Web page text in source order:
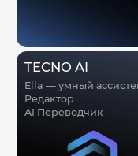
TECNO AI
Ella — умный
Редактор
AI Переводчик